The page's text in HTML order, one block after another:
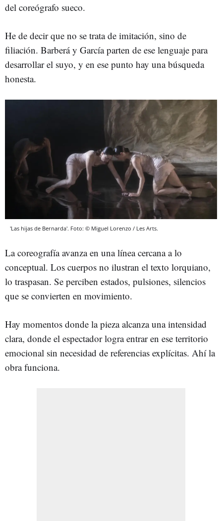
del coreógrafo sueco.
He de decir que no se trata de imitación, sino de
filiación. Barberá y García parten de ese lenguaje para
desarrollar el suyo, y en ese punto hay una búsqueda
honesta.
'Las hijas de Bernarda'. Foto: © Miguel Lorenzo / Les Arts.
La coreografía avanza en una línea cercana a lo
conceptual. Los cuerpos no ilustran el texto lorquiano,
lo traspasan. Se perciben estados, pulsiones, silencios
que se convierten en movimiento.
Hay momentos donde la pieza alcanza una intensidad
clara, donde el espectador logra entrar en ese territorio
emocional sin necesidad de referencias explícitas. Ahí la
obra funciona.